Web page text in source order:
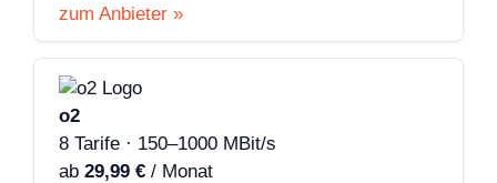
zum Anbieter »
o2
8 Tarife · 150–1000 MBit/s
ab 29,99 € / Monat